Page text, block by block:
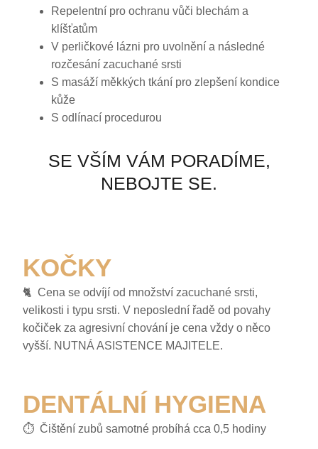
Repelentní pro ochranu vůči blechám a
klíšťatům
V perličkové lázni pro uvolnění a následné
rozčesání zacuchané srsti
S masáží měkkých tkání pro zlepšení kondice
kůže
S odlínací procedurou
SE VŠÍM VÁM PORADÍME,
NEBOJTE SE.
KOČKY
🐈 Cena se odvíjí od množství zacuchané srsti,
velikosti i typu srsti. V neposlední řadě od povahy
kočiček za agresivní chování je cena vždy o něco
vyšší. NUTNÁ ASISTENCE MAJITELE.
DENTÁLNÍ HYGIENA
⏱️ Čištění zubů samotné probíhá cca 0,5 hodiny